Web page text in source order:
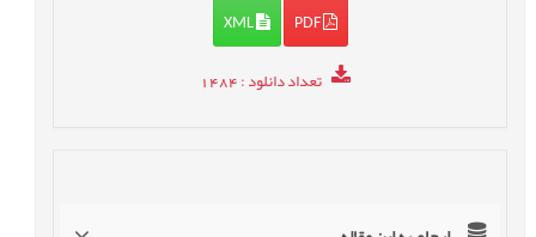
PDF
XML
تعداد دانلود: 1484